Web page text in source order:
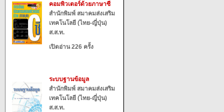
คอมพิวเตอร์ด้วยภาษาซี
สำนักพิมพ์ สมาคมส่งเสริม
เทคโนโลยี (ไทย-ญี่ปุ่น)
ส.ส.ท.
เปิดอ่าน 226 ครั้ง
ระบบฐานข้อมูล
สำนักพิมพ์ สมาคมส่งเสริม
เทคโนโลยี (ไทย-ญี่ปุ่น)
ส.ส.ท.